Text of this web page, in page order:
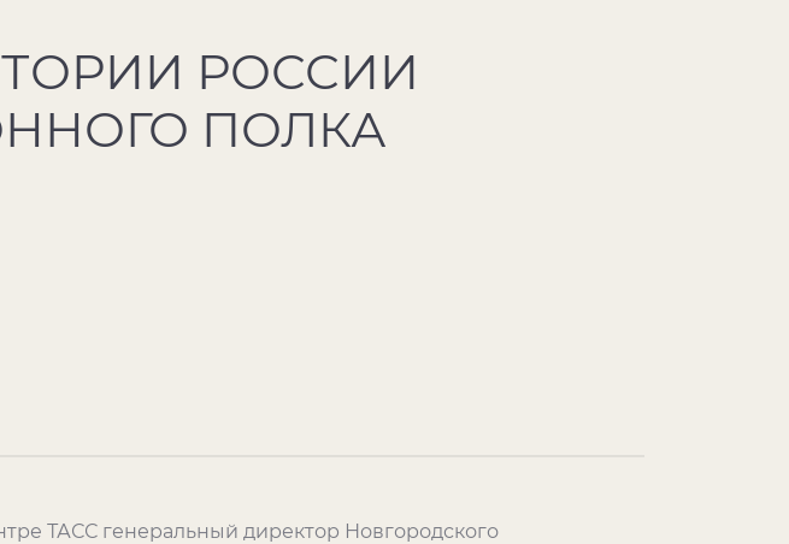
РОССИИ
ПОЛКА
ТАСС генеральный директор Новгородского